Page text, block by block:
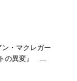
ン・マクレガー
の異変』 ...